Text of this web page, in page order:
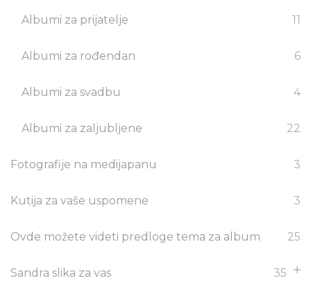
Albumi za prijatelje 11
Albumi za rođendan 6
Albumi za svadbu 4
Albumi za zaljubljene 22
Fotografije na medijapanu 3
Kutija za vaše uspomene 3
Ovde možete videti predloge tema za album 25
Sandra slika za vas 35